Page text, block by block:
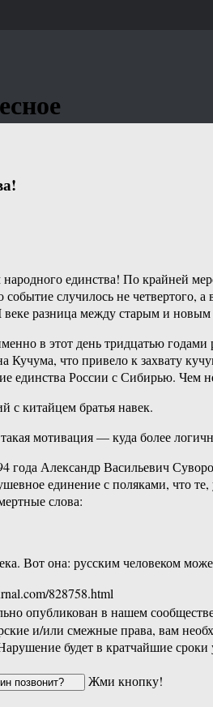
единства! По крайней
событие случилось не
разница между старым и новым
в этот день тридцатью годами
Кучума, что привело к захвату
единства России с Сибирью. Чем
с китайцем братья навек.
мотивация — куда более
года Александр Васильевич
единение с поляками, что
слова:
Вот она: русским человеком
828758.html
опубликован в нашем
и/или смежные права, вам
будет в кратчайшие
Жми кнопку!